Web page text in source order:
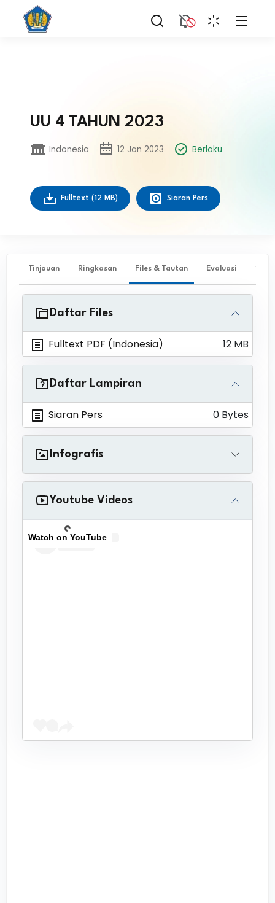
UU 4 TAHUN 2023
Indonesia 12 Jan 2023 Berlaku
Fulltext (12 MB) Siaran Pers
Tinjauan Ringkasan Files & Tautan Evaluasi ✨
Daftar Files
Fulltext PDF (Indonesia) 12 MB
Daftar Lampiran
Siaran Pers 0 Bytes
Infografis
Youtube Videos
Watch on YouTube